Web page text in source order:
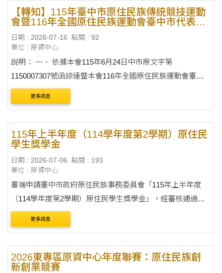
【轉知】115年臺中市原住民族傳統競技運動
會暨116年全國原住民族運動會臺中市代表隊
傳統種類選拔賽
日期 : 2026-07-16
點閱 : 92
單位 : 原資中心
說明： 一、 依據本會115年6月24日中市原文字第
1150007307號函諒達暨本會116年全國原住民族運動會臺中
市代表隊籌組暨公開選拔實施計畫辦理。 二、 旨揭選拔賽因
辦理期程調整，原訂於115年7月25日辦理，現調整於115年8
更多訊息
115年上半年度（114學年度第2學期）原住民
學生獎學金
日期 : 2026-07-06
點閱 : 193
單位 : 原資中心
臺端申請臺中市政府原住民族事務委員會「115年上半年度
（114學年度第2學期）原住民學生獎學金」，經審核通過，
發給獎學金新臺幣 2,000元，該款項將撥付至指定帳戶，請查
照。
更多訊息
2026東專區原資中心年度聯賽：原住民族創
新創業競賽